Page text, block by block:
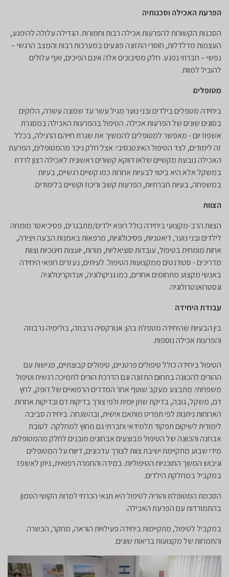
הפרעת האכילה וסכנותיה
הסכנות הקשורות להפרעות אכילה רבות וחמורות. הגדילה עלולה להיפגע,
העצמות מדלדלות, חוסרי התזונה פוגעים במערכות רבות והמצב הרגשי –
נפשי – חברתי נפגע. חלק מסיבוכים אלה אינם הפיכים, ואף עלולים
להוביל למוות.
מטופלים
ביחידה מטפלים בילדים ובני נוער מגיל עשר עד שמונה עשרה, הלוקים
בסוגים שונים של הפרעות אכילה. הטיפול בהפרעות האכילה במסגרת
אשפוז יום - מאפשר למטופלים להמשיך את שגרת חייהם הרגילה, בכלל
זה לימודים, לצד הטיפול האינטנסיבי. אצל חלק ניכר מהמטופלים, הפרעת
האכילה נובעת מקשיים שלאו דווקא קשורים ראשונית לאכילה רצון לרדת
במשקל אלא היא ביטוי לבעיות אחרות כמו קשיים רגשיים, בעיות
במשפחה, בעיות חברתיות, הפרעות קשב וריכוז וקשיים בלימודים.
הצוות
הצוות הרב-מקצועי ביחידה כולל רופא ילדים/מתבגרים, פסיכיאטר מומחה
לילדים ובני נוער, דיאטניות, פסיכולוגיות, מרפאות באמנות הבעה ויצירה,
אחות מומחית בטיפול, עובדות סוציאליות, מורות, יועצות חינוכיות וצוות
מדריכים - סטודנטים ממקצועות הטיפול. לעיתים, נעזרים רופאי היחידה
באנשי מקצוע מתחומים אחרים, כמו גניקולוגיה, אנדוקרינולוגיה
וגסטרואנטרולוגיה.
עבודת היחידה
בין הבעיות שהיחידה מטפלת בהן: אנורקסיה נרבוזה, בולימיה נרבוזה
והפרעות אכילה נוספות.
הטיפול ביחידה כולל טיפולים פרטניים, טיפולים קבוצתיים, פגישות עם
ההורים להכוונה בתחום התזונה וגם הדרכת הורים לתמיכה רגשית וטיפול
משפחתי. מתבצע מעקב שוטף אחר המדדים הרפואיים של דופק, לחץ
דם, משקל, גובה, בדיקת שתן יומית ולפי צורך בדיקות דם ובדיקות אחרות.
הארוחות ניתנות לפי תפריט מותאם אישית, ובהשגחה. ביחידה סביבה
לימודית לשיקום תפקוד תלמידאי וחברתי גם מחוץ למחלקה. לטובת
אבחנה והכוונה של הטיפול מבוצעים אבחונים מובנים לחלק מהמטופלות.
מידי שבוע מתקיימת ישיבת צוות לצורך עדכונים, דיווח על המטופלים
וגיבוש המשך התוכניות הטיפוליות. במידה והחמרה רפואית, ניתן לאשפז
במקביל במחלקת הילדים.
הסכמת המטופלת והוריה לטיפול היא תנאי הכרחי למרות הקושי הטמון
בהתמודדות עם הפרעת האכילה.
במקביל לטיפול, מתקיימות ביחידה פעילויות הוראה, מחקר, הכשרה
והתמחות של מקצועות בריאות שונים.